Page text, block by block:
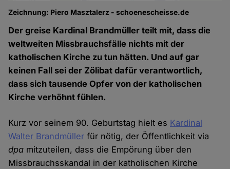
Zeichnung: Piero Masztalerz - schoenescheisse.de
Der greise Kardinal Brandmüller teilt mit, dass die
weltweiten Missbrauchsfälle nichts mit der
katholischen Kirche zu tun hätten. Und auf gar
keinen Fall sei der Zölibat dafür verantwortlich,
dass sich tausende Opfer von der katholischen
Kirche verhöhnt fühlen.
Kurz vor seinem 90. Geburtstag hielt es Kardinal
Walter Brandmüller für nötig, der Öffentlichkeit via
dpa mitzuteilen, dass die Empörung über den
Missbrauchsskandal in der katholischen Kirche